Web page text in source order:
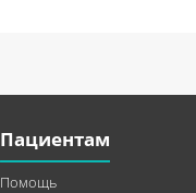
Пациентам
Помощь